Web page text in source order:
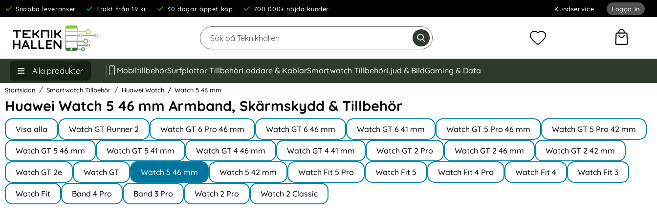
Snabba leveranser Frakt från 19 kr 30 dagar öppet köp 700 000+ nöjda kunder Kundservice Logga in
Sök
Genomför sökning Mina favoriter
Alla produkter MobiltillbehörSurfplattor TillbehörLaddare & KablarSmartwatch TillbehörLjud & BildGaming & Data
Startsidan Smartwatch Tillbehör Huawei Watch Watch 5 46 mm
Huawei Watch 5 46 mm Armband, Skärmskydd & Tillbehör
Hoppa
produkter
Underkategorier
Visa alla
I Huawei WatchWatch GT Runner 2 Watch GT 6 Pro 46 mm Watch GT 6 46 mm Watch GT 6 41 mm Watch GT 5 Pro 46 mm Watch GT 5 Pro 42 mm
Watch GT 5 46 mm Watch GT 5 41 mm Watch GT 4 46 mm Watch GT 4 41 mm Watch GT 2 Pro Watch GT 2 46 mm Watch GT 2 42 mm
Watch GT 2e Watch GT Watch 5 46 mm Watch 5 42 mm Watch Fit 5 Pro Watch Fit 5 Watch Fit 4 Pro Watch Fit 4 Watch Fit 3
Watch Fit Band 4 Pro Band 3 Pro Watch 2 Pro Watch 2 Classic